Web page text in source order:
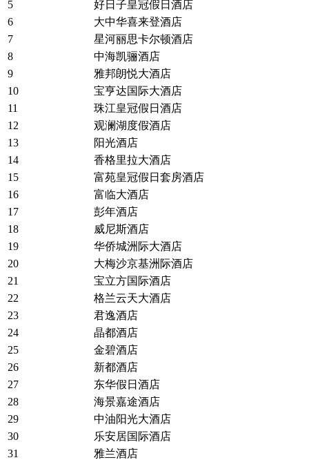
5
好日子皇冠假日酒店
6
大中华喜来登酒店
7
星河丽思卡尔顿酒店
8
中海凯骊酒店
9
雅邦朗悦大酒店
10
宝亨达国际大酒店
11
珠江皇冠假日酒店
12
观澜湖度假酒店
13
阳光酒店
14
香格里拉大酒店
15
富苑皇冠假日套房酒店
16
富临大酒店
17
彭年酒店
18
威尼斯酒店
19
华侨城洲际大酒店
20
大梅沙京基洲际酒店
21
宝立方国际酒店
22
格兰云天大酒店
23
君逸酒店
24
晶都酒店
25
金碧酒店
26
新都酒店
27
东华假日酒店
28
海景嘉途酒店
29
中油阳光大酒店
30
乐安居国际酒店
31
雅兰酒店